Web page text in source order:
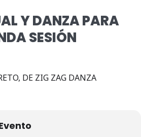
Y DANZA PARA
SESIÓN
DE ZIG ZAG DANZA